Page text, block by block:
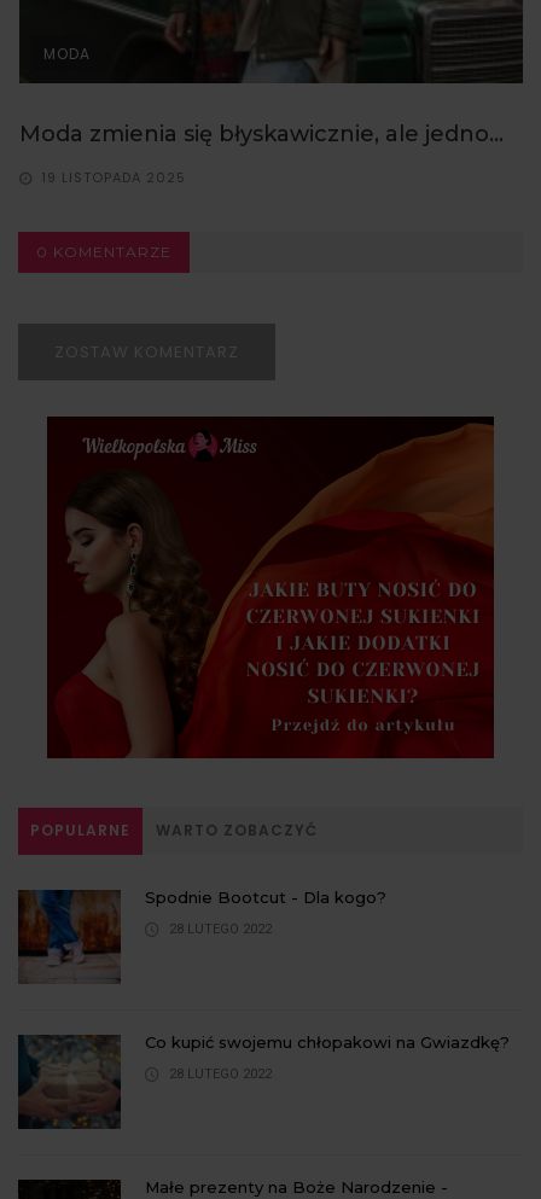
MODA
Moda zmienia się błyskawicznie, ale jedno...
19 LISTOPADA 2025
0 KOMENTARZE
ZOSTAW KOMENTARZ
POPULARNE WARTO ZOBACZYĆ
Spodnie Bootcut - Dla kogo?
28 LUTEGO 2022
Co kupić swojemu chłopakowi na Gwiazdkę?
28 LUTEGO 2022
Małe prezenty na Boże Narodzenie -